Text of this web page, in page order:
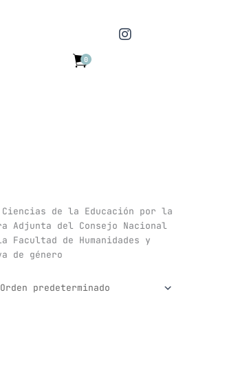
0
I
n
de la Educación por la
Adjunta del Consejo Nacional
de Humanidades y
de género